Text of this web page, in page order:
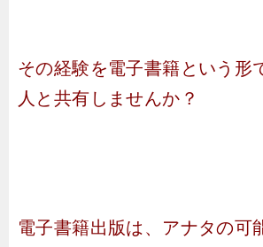
その経験を電子書籍という形
人と共有しませんか？
電子書籍出版は、アナタの可